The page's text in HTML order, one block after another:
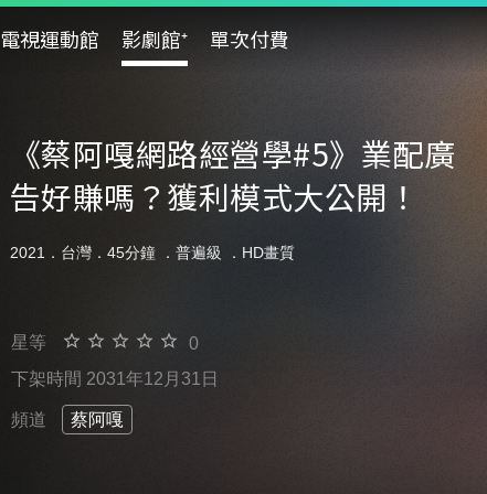
電視運動館 影劇館⁺ 單次付費
《蔡阿嘎網路經營學#5》業配廣
告好賺嗎？獲利模式大公開！
2021．台灣．45分鐘 ． 普遍級 ．HD畫質
星等
0
下架時間 2031年12月31日
頻道 蔡阿嘎